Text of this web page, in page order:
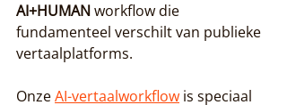
AI+HUMAN workflow die
fundamenteel verschilt van publieke
vertaalplatforms.
Onze AI-vertaalworkflow is speciaal